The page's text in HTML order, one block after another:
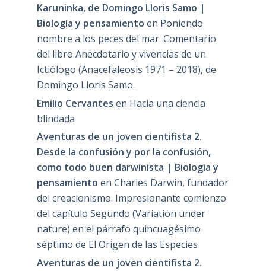
Karuninka, de Domingo Lloris Samo |
Biología y pensamiento en Poniendo
nombre a los peces del mar. Comentario
del libro Anecdotario y vivencias de un
Ictiólogo (Anacefaleosis 1971 – 2018), de
Domingo Lloris Samo.
Emilio Cervantes en Hacia una ciencia
blindada
Aventuras de un joven cientifista 2.
Desde la confusión y por la confusión,
como todo buen darwinista | Biología y
pensamiento en Charles Darwin, fundador
del creacionismo. Impresionante comienzo
del capítulo Segundo (Variation under
nature) en el párrafo quincuagésimo
séptimo de El Origen de las Especies
Aventuras de un joven cientifista 2.